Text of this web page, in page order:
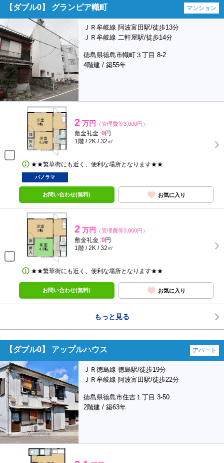
【ダブル0】 グランピア幟町 マンション
ＪＲ牟岐線 阿波富田駅/徒歩13分
ＪＲ牟岐線 二軒屋駅/徒歩14分
徳島県徳島市幟町３丁目 8-2
4階建 / 築55年
2 万円 （管理費等3,000円）
敷金礼金 :0円
1階 / 2K / 32㎡
★★繁華街にも近く、便利な場所となります★★
パノラマ
お問い合わせ(無料) お気に入り
2 万円 （管理費等3,000円）
敷金礼金 :0円
1階 / 2K / 32㎡
★★繁華街にも近く、便利な場所となります★★
お問い合わせ(無料) お気に入り
もっと見る
【ダブル0】 アップルハウス アパート
ＪＲ徳島線 徳島駅/徒歩19分
ＪＲ牟岐線 阿波富田駅/徒歩22分
徳島県徳島市住吉１丁目 3-50
2階建 / 築63年